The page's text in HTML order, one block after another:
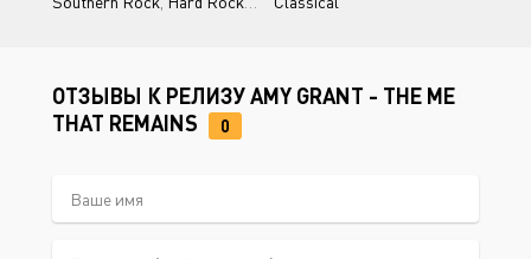
ОТЗЫВЫ К РЕЛИЗУ AMY GRANT - THE ME
THAT REMAINS
0